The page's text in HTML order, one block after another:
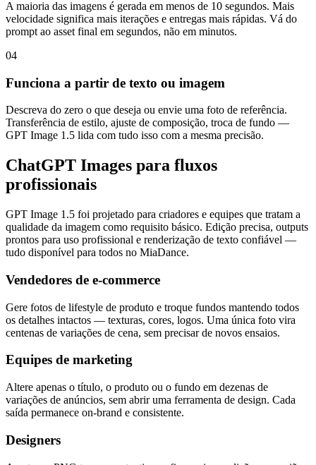
A maioria das imagens é gerada em menos de 10 segundos. Mais
velocidade significa mais iterações e entregas mais rápidas. Vá do
prompt ao asset final em segundos, não em minutos.
04
Funciona a partir de texto ou imagem
Descreva do zero o que deseja ou envie uma foto de referência.
Transferência de estilo, ajuste de composição, troca de fundo —
GPT Image 1.5 lida com tudo isso com a mesma precisão.
ChatGPT Images para fluxos
profissionais
GPT Image 1.5 foi projetado para criadores e equipes que tratam a
qualidade da imagem como requisito básico. Edição precisa, outputs
prontos para uso profissional e renderização de texto confiável —
tudo disponível para todos no MiaDance.
Vendedores de e-commerce
Gere fotos de lifestyle de produto e troque fundos mantendo todos
os detalhes intactos — texturas, cores, logos. Uma única foto vira
centenas de variações de cena, sem precisar de novos ensaios.
Equipes de marketing
Altere apenas o título, o produto ou o fundo em dezenas de
variações de anúncios, sem abrir uma ferramenta de design. Cada
saída permanece on-brand e consistente.
Designers